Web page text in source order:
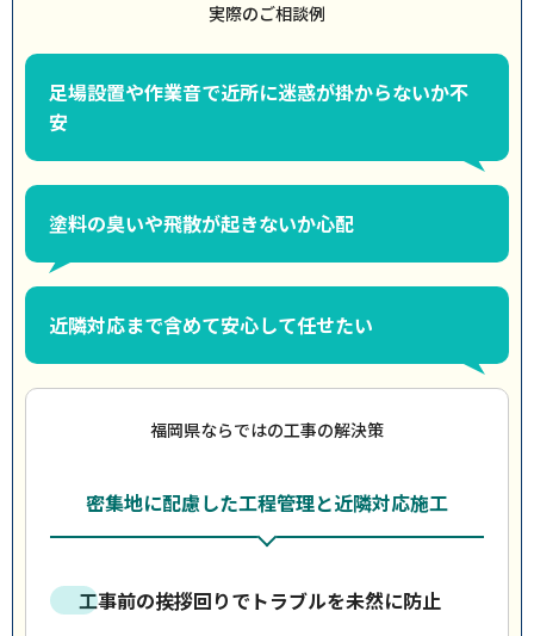
実際のご相談例
足場設置や作業音で近所に迷惑が掛からないか不
安
塗料の臭いや飛散が起きないか心配
近隣対応まで含めて安心して任せたい
福岡県ならではの工事の解決策
密集地に配慮した工程管理と近隣対応施工
工事前の挨拶回りでトラブルを未然に防止